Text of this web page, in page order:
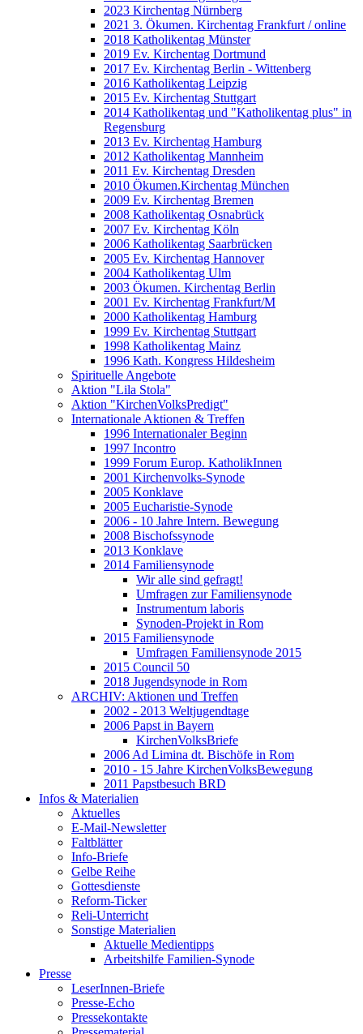
2023 Kirchentag Nürnberg
2021 3. Ökumen. Kirchentag Frankfurt / online
2018 Katholikentag Münster
2019 Ev. Kirchentag Dortmund
2017 Ev. Kirchentag Berlin - Wittenberg
2016 Katholikentag Leipzig
2015 Ev. Kirchentag Stuttgart
2014 Katholikentag und "Katholikentag plus" in
Regensburg
2013 Ev. Kirchentag Hamburg
2012 Katholikentag Mannheim
2011 Ev. Kirchentag Dresden
2010 Ökumen.Kirchentag München
2009 Ev. Kirchentag Bremen
2008 Katholikentag Osnabrück
2007 Ev. Kirchentag Köln
2006 Katholikentag Saarbrücken
2005 Ev. Kirchentag Hannover
2004 Katholikentag Ulm
2003 Ökumen. Kirchentag Berlin
2001 Ev. Kirchentag Frankfurt/M
2000 Katholikentag Hamburg
1999 Ev. Kirchentag Stuttgart
1998 Katholikentag Mainz
1996 Kath. Kongress Hildesheim
Spirituelle Angebote
Aktion "Lila Stola"
Aktion "KirchenVolksPredigt"
Internationale Aktionen & Treffen
1996 Internationaler Beginn
1997 Incontro
1999 Forum Europ. KatholikInnen
2001 Kirchenvolks-Synode
2005 Konklave
2005 Eucharistie-Synode
2006 - 10 Jahre Intern. Bewegung
2008 Bischofssynode
2013 Konklave
2014 Familiensynode
Wir alle sind gefragt!
Umfragen zur Familiensynode
Instrumentum laboris
Synoden-Projekt in Rom
2015 Familiensynode
Umfragen Familiensynode 2015
2015 Council 50
2018 Jugendsynode in Rom
ARCHIV: Aktionen und Treffen
2002 - 2013 Weltjugendtage
2006 Papst in Bayern
KirchenVolksBriefe
2006 Ad Limina dt. Bischöfe in Rom
2010 - 15 Jahre KirchenVolksBewegung
2011 Papstbesuch BRD
Infos & Materialien
Aktuelles
E-Mail-Newsletter
Faltblätter
Info-Briefe
Gelbe Reihe
Gottesdienste
Reform-Ticker
Reli-Unterricht
Sonstige Materialien
Aktuelle Medientipps
Arbeitshilfe Familien-Synode
Presse
LeserInnen-Briefe
Presse-Echo
Pressekontakte